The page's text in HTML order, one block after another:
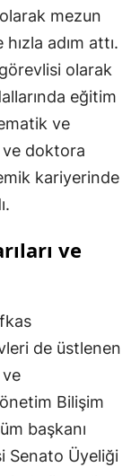
mezun
adım attı.
olarak
eğitim
ve
ve doktora
kariyerinde
ve
de üstlenen
Bilişim
başkanı
Senato Üyeliği